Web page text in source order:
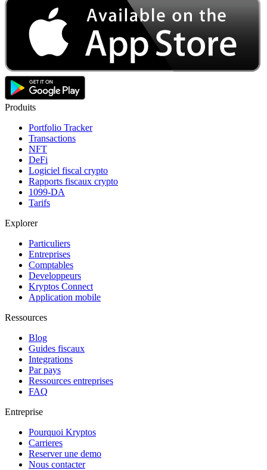
Produits
Portfolio Tracker
Transactions
NFT
DeFi
Logiciel fiscal crypto
Rapports fiscaux crypto
1099-DA
Tarifs
Explorer
Particuliers
Entreprises
Comptables
Developpeurs
Kryptos Connect
Application mobile
Ressources
Blog
Guides fiscaux
Integrations
Par pays
Ressources entreprises
FAQ
Entreprise
Pourquoi Kryptos
Carrieres
Reserver une demo
Nous contacter